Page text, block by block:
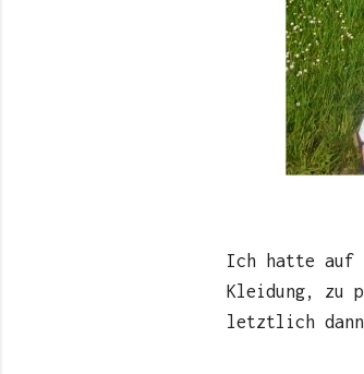
Ich hatte auf
Kleidung, zu
letztlich dann